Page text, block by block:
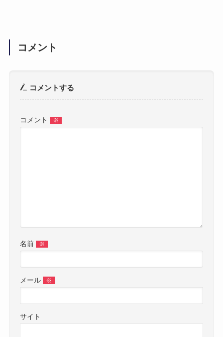
コメント
コメントする
コメント ※
名前 ※
メール ※
サイト